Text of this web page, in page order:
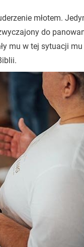
młotem.
do
mu w tej sytuacji